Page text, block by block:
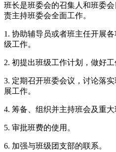
班长是班委会的召集人和班委
责主持班委会全面工作。
1. 协助辅导员或者班主任开展
级工作。
2. 初提出班级工作计划，做好工
3. 定期召开班委会议，讨论落
展工作。
4. 筹备、组织并主持班会及重大
5. 审批班费的使用。
6. 加强与班级团支部的联系。